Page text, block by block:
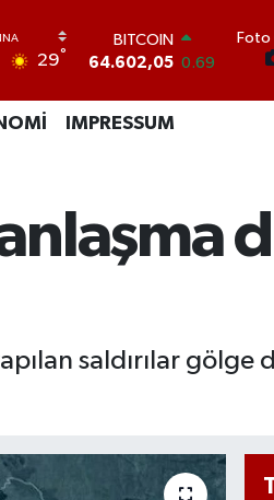
29°
DOLAR
47,5986 0.06
STERLİN
BİST100
13.703
BITCOIN
Foto
IMPRESSUM
saldırılar gölge